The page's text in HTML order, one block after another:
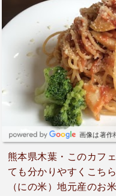
す！他にもカレー、照
一緒に来た人が食べて
おすすめはビーフシチ
にコーヒーの無料チケ
てコーヒーを飲みに行
画像は著作
熊本県木葉・このカフ
ても分かりやすくこち
（にの米）地元産のお